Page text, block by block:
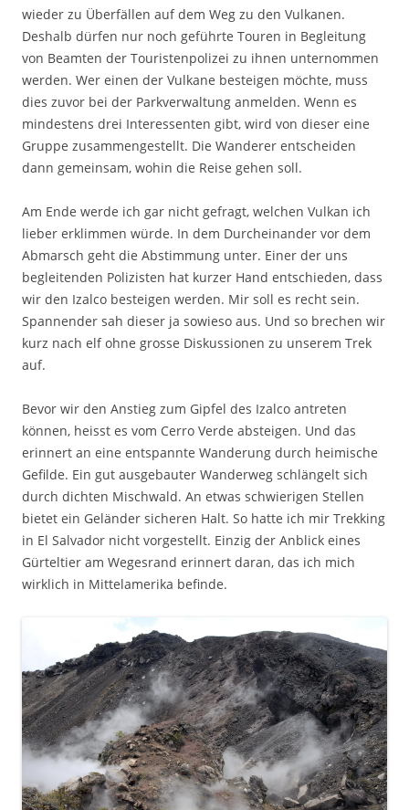
wieder zu Überfällen auf dem Weg zu den Vulkanen.
Deshalb dürfen nur noch geführte Touren in Begleitung
von Beamten der Touristenpolizei zu ihnen unternommen
werden. Wer einen der Vulkane besteigen möchte, muss
dies zuvor bei der Parkverwaltung anmelden. Wenn es
mindestens drei Interessenten gibt, wird von dieser eine
Gruppe zusammengestellt. Die Wanderer entscheiden
dann gemeinsam, wohin die Reise gehen soll.
Am Ende werde ich gar nicht gefragt, welchen Vulkan ich
lieber erklimmen würde. In dem Durcheinander vor dem
Abmarsch geht die Abstimmung unter. Einer der uns
begleitenden Polizisten hat kurzer Hand entschieden, dass
wir den Izalco besteigen werden. Mir soll es recht sein.
Spannender sah dieser ja sowieso aus. Und so brechen wir
kurz nach elf ohne grosse Diskussionen zu unserem Trek
auf.
Bevor wir den Anstieg zum Gipfel des Izalco antreten
können, heisst es vom Cerro Verde absteigen. Und das
erinnert an eine entspannte Wanderung durch heimische
Gefilde. Ein gut ausgebauter Wanderweg schlängelt sich
durch dichten Mischwald. An etwas schwierigen Stellen
bietet ein Geländer sicheren Halt. So hatte ich mir Trekking
in El Salvador nicht vorgestellt. Einzig der Anblick eines
Gürteltier am Wegesrand erinnert daran, das ich mich
wirklich in Mittelamerika befinde.